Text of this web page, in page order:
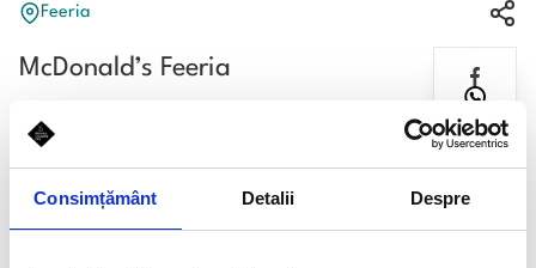
Consimțământ Detalii Despre
Feeria
McDonald’s Feeria